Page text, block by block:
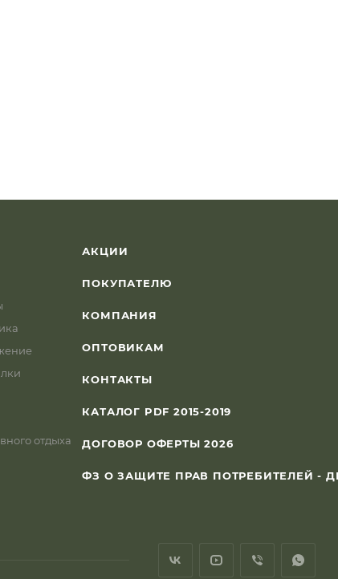
отдыха
АКЦИИ
ПОКУПАТЕЛЮ
КОМПАНИЯ
ОПТОВИКАМ
КОНТАКТЫ
КАТАЛОГ PDF 2015-2019
ДОГОВОР ОФЕРТЫ 2026
ФЗ О ЗАЩИТЕ ПРАВ ПОТРЕБИТЕЛЕЙ -